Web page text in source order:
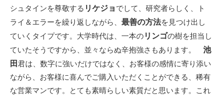
シュタインを尊敬する リケジョ でして、研究者らしく、ト
ライ＆エラーを繰り返しながら、 最善の方法を見つけ出し
ていくタイプです。大学時代は、一本のリンゴの樹を担当し
ていたそうですから、並々ならぬ辛抱強さもあります。 池
田君は、数字に強いだけではなく、お客様の感情に寄り添い
ながら、お客様に喜んでご購入いただくことができる、稀有
な営業マンです。とても素晴らしい素質だと思います。これ